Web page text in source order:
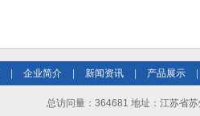
企业简介 新闻资讯 产品展示
总访问量：364681 地址：江苏省